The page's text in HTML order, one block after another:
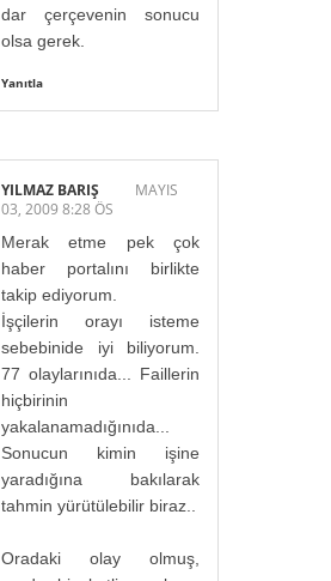
dar çerçevenin sonucu
olsa gerek.
Yanıtla
YILMAZ BARIŞ
MAYIS
03, 2009 8:28 ÖS
Merak etme pek çok
haber portalını birlikte
takip ediyorum.
İşçilerin orayı isteme
sebebinide iyi biliyorum.
77 olaylarınıda... Faillerin
hiçbirinin
yakalanamadığınıda...
Sonucun kimin işine
yaradığına bakılarak
tahmin yürütülebilir biraz..
Oradaki olay olmuş,